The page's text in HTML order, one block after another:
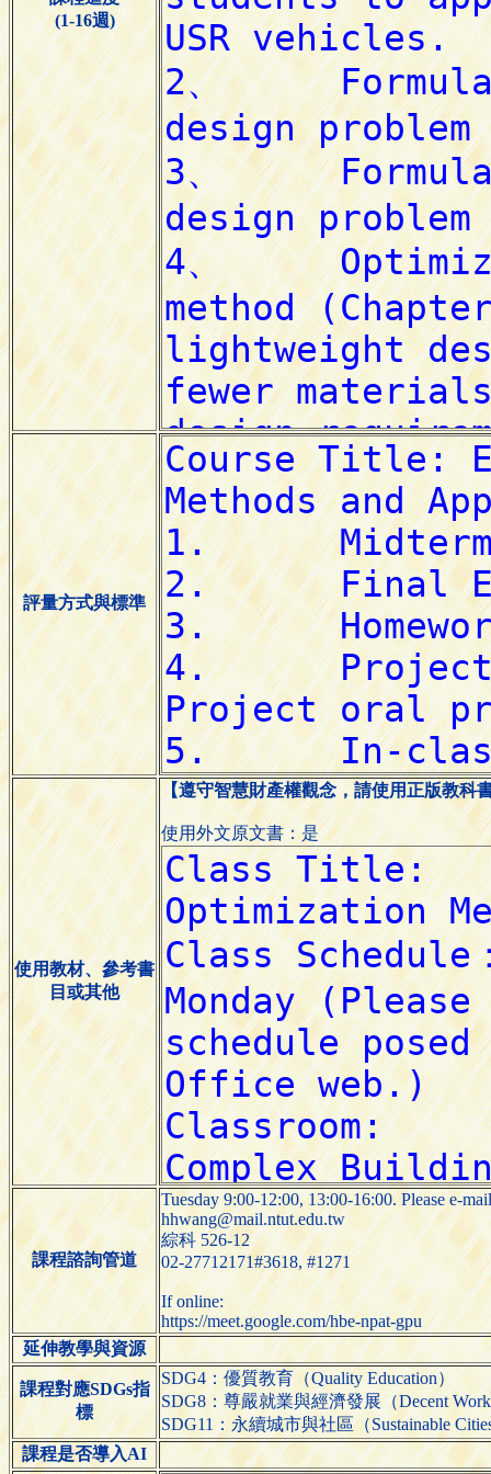
(1-16週)
評量方式與標準
使用教材、參考書
目或其他
【遵守智慧財產權觀念，請使用正版教科
使用外文原文書：是
課程諮詢管道
Tuesday 9:00-12:00, 13:00-16:00. Please e-
hhwang@mail.ntut.edu.tw
綜科 526-12
02-27712171#3618, #1271
If online:
https://meet.google.com/hbe-npat-gpu
延伸教學與資源
課程對應SDGs指
標
SDG4：優質教育（Quality Education）
SDG8：尊嚴就業與經濟發展（Decent
SDG11：永續城市與社區（Sustainable
課程是否導入AI